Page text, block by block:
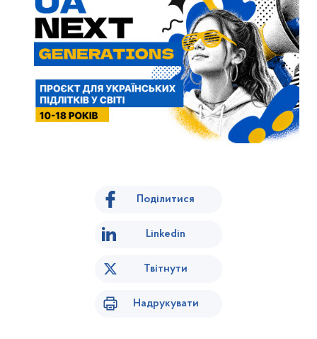
Поділитися
Linkedin
Твітнути
Надрукувати